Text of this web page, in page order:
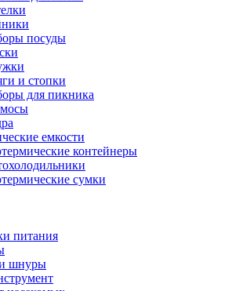
посуды
и стопки
для пикника
емкости
контейнеры
сумки
питания
шнуры